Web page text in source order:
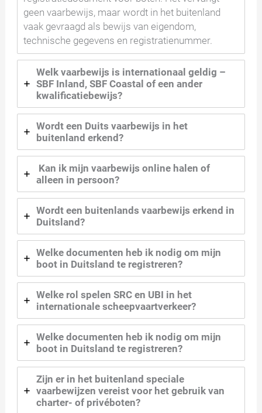
geen vaarbewijs, maar wordt in het buitenland
vaak gevraagd als bewijs van eigendom,
technische gegevens en registratienummer.
Welk vaarbewijs is internationaal geldig –
SBF Inland, SBF Coastal of een ander
kwalificatiebewijs?
Wordt een Duits vaarbewijs in het
buitenland erkend?
Kan ik mijn vaarbewijs online halen of
alleen in persoon?
Wordt een buitenlands vaarbewijs erkend in
Duitsland?
Welke documenten heb ik nodig om mijn
boot in Duitsland te registreren?
Welke rol spelen SRC en UBI in het
internationale scheepvaartverkeer?
Welke documenten heb ik nodig om mijn
boot in Duitsland te registreren?
Zijn er in het buitenland speciale
vaarbewijzen vereist voor het gebruik van
charter- of privéboten?